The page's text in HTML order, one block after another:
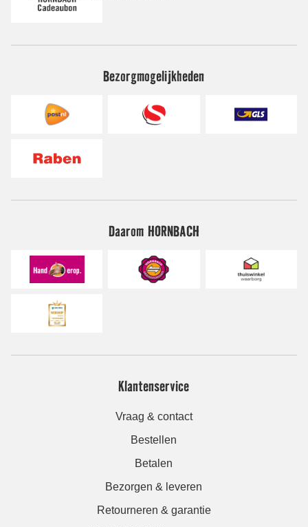
Bezorgmogelijkheden
Daarom HORNBACH
Klantenservice
Vraag & contact
Bestellen
Betalen
Bezorgen & leveren
Retourneren & garantie